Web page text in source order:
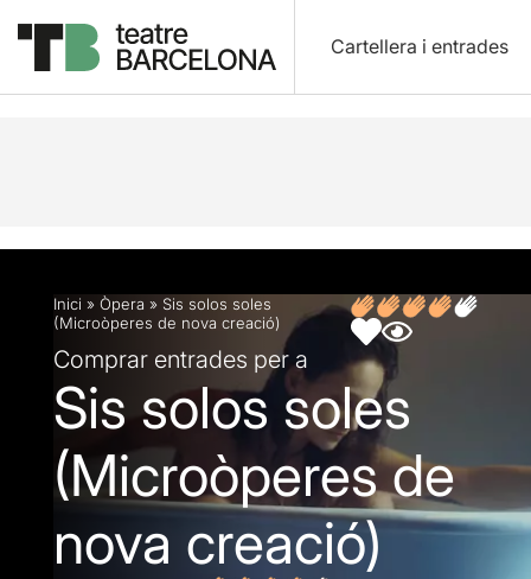
Cartellera i entrades
Descripció Fitxa artística Opinions Articles
Inici » Òpera » Sis solos soles
(Microòperes de nova creació)
Comprar entrades per a
Sis solos soles
(Microòperes de
nova creació)